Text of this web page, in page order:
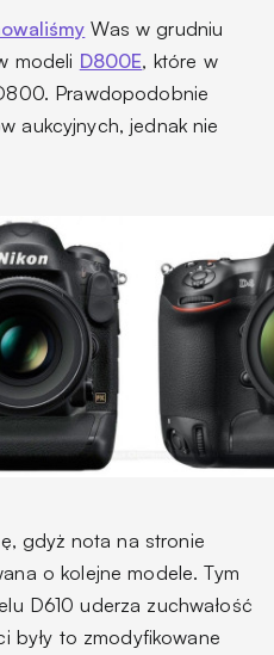
Was w grudniu
modeli D800E, które w
Prawdopodobnie
aukcyjnych, jednak nie
gdyż nota na stronie
o kolejne modele. Tym
D610 uderza zuchwałość
były to zmodyfikowane